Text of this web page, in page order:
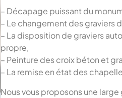
– Décapage puissant du
– Le changement des graviers
– La disposition de graviers
propre,
– Peinture des croix béton et
– La remise en état des
Nous vous proposons une